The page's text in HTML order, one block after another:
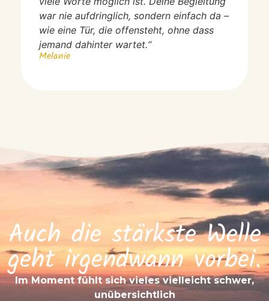
war nie aufdringlich, sondern einfach da –
wie eine Tür, die offensteht, ohne dass
jemand dahinter wartet.“
Melanie
Auch die stärkste Welle
geht irgendwann vorbei.
Im Moment fühlt sich vieles vielleicht schwer,
unübersichtlich